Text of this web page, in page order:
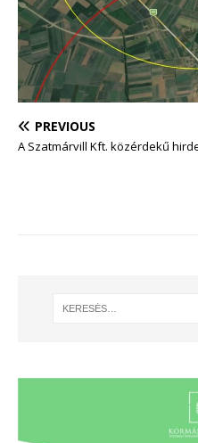
PREVIOUS
A Szatmárvill Kft. közérdekű